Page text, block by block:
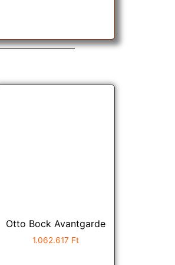
Otto Bock Avantgarde
1.062.617 Ft